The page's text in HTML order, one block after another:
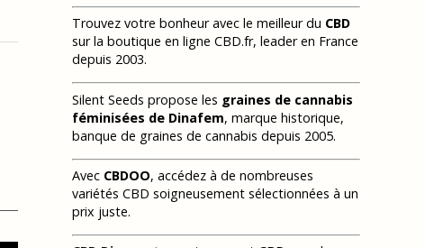
Trouvez votre bonheur avec le meilleur du CBD
sur la boutique en ligne CBD.fr, leader en France
depuis 2003.
Silent Seeds propose les graines de cannabis
féminisées de Dinafem, marque historique,
banque de graines de cannabis depuis 2005.
Avec CBDOO, accédez à de nombreuses
variétés CBD soigneusement sélectionnées à un
prix juste.